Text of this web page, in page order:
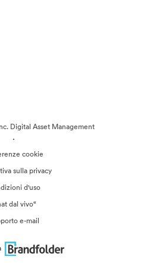
Digital Asset Management
·
cookie
sulla privacy
d'uso
dal vivo“
e-mail